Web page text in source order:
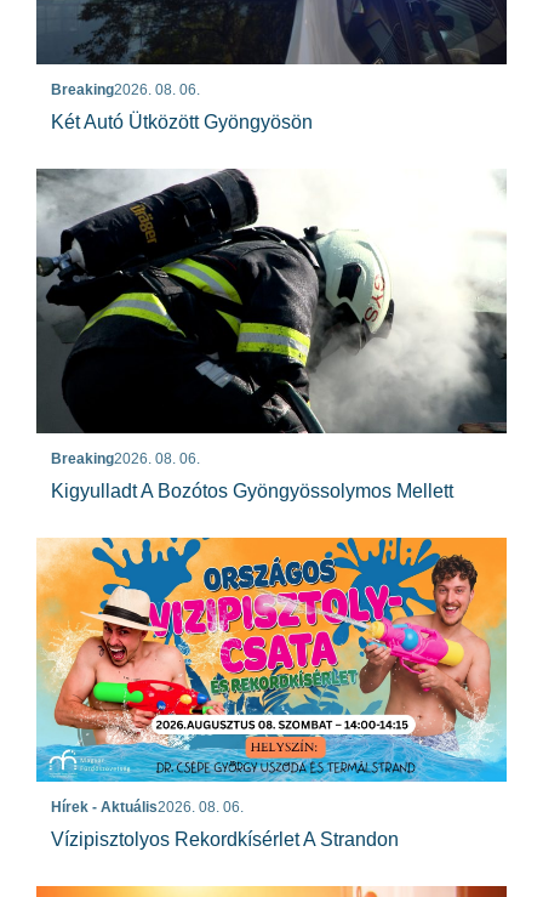
Breaking2026. 08. 06.
Két Autó Ütközött Gyöngyösön
Breaking2026. 08. 06.
Kigyulladt A Bozótos Gyöngyössolymos Mellett
Hírek - Aktuális2026. 08. 06.
Vízipisztolyos Rekordkísérlet A Strandon